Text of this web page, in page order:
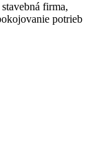
firma,
potrieb